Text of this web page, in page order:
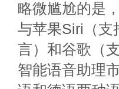
略微尴尬的是
与苹果Siri（支
言）和谷歌（
智能语音助理